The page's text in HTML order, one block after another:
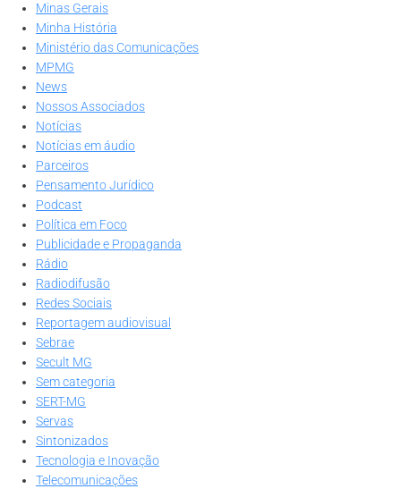
Minas Gerais
Minha História
Ministério das Comunicações
MPMG
News
Nossos Associados
Notícias
Notícias em áudio
Parceiros
Pensamento Jurídico
Podcast
Política em Foco
Publicidade e Propaganda
Rádio
Radiodifusão
Redes Sociais
Reportagem audiovisual
Sebrae
Secult MG
Sem categoria
SERT-MG
Servas
Sintonizados
Tecnologia e Inovação
Telecomunicações